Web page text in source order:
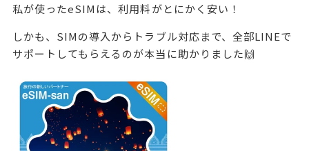
私が使ったeSIMは、利用料がとにかく安い！
しかも、SIMの導入からトラブル対応まで、全部LINEで
サポートしてもらえるのが本当に助かりました🙌